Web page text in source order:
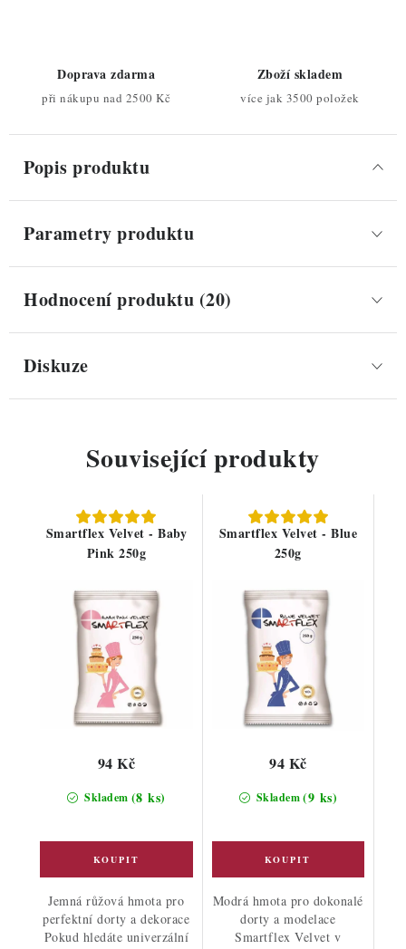
Doprava zdarma
při nákupu nad 2500 Kč
Zboží skladem
více jak 3500 položek
Popis produktu
Parametry produktu
Hodnocení produktu (20)
Diskuze
Související produkty
Smartflex Velvet - Baby
Pink 250g
Skladem (8 ks)
94 Kč
Jemná růžová hmota pro
perfektní dorty a dekorace
Pokud hledáte univerzální
Smartflex Velvet - Blue
250g
Skladem(9 ks)
94 Kč
Modrá hmota pro dokonalé
dorty a modelace
Smartflex Velvet v